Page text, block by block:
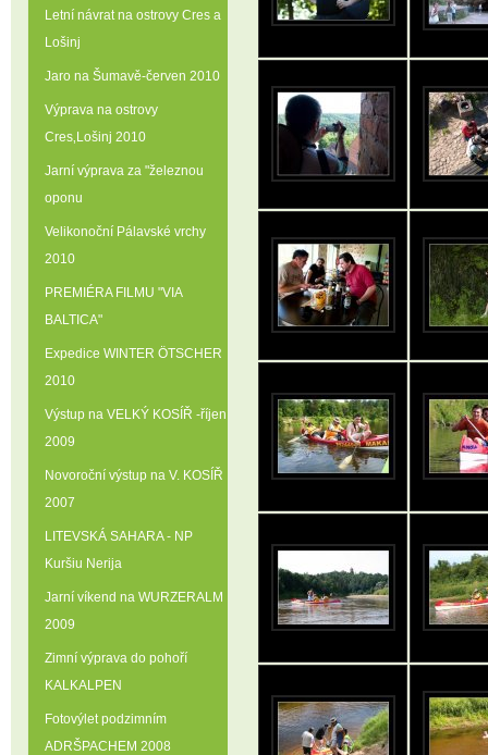
Letní návrat na ostrovy Cres a
Lošinj
Jaro na Šumavě-červen 2010
Výprava na ostrovy
Cres‚Lošinj 2010
Jarní výprava za "železnou
oponu
Velikonoční Pálavské vrchy
2010
PREMIÉRA FILMU "VIA
BALTICA"
Expedice WINTER ÖTSCHER
2010
Výstup na VELKÝ KOSÍŘ -říjen
2009
Novoroční výstup na V. KOSÍŘ
2007
LITEVSKÁ SAHARA - NP
Kuršiu Nerija
Jarní víkend na WURZERALM
2009
Zimní výprava do pohoří
KALKALPEN
Fotovýlet podzimním
ADRŠPACHEM 2008